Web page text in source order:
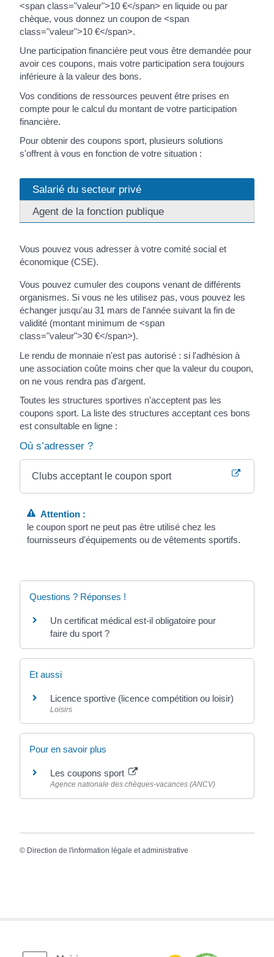
<span class="valeur">10 €</span> en liquide ou par
chèque, vous donnez un coupon de <span
class="valeur">10 €</span>.
Une participation financière peut vous être demandée pour
avoir ces coupons, mais votre participation sera toujours
inférieure à la valeur des bons.
Vos conditions de ressources peuvent être prises en
compte pour le calcul du montant de votre participation
financière.
Pour obtenir des coupons sport, plusieurs solutions
s'offrent à vous en fonction de votre situation :
Salarié du secteur privé
Agent de la fonction publique
Vous pouvez vous adresser à votre comité social et
économique (CSE).
Vous pouvez cumuler des coupons venant de différents
organismes. Si vous ne les utilisez pas, vous pouvez les
échanger jusqu'au 31 mars de l'année suivant la fin de
validité (montant minimum de <span
class="valeur">30 €</span>).
Le rendu de monnaie n'est pas autorisé : si l'adhésion à
une association coûte moins cher que la valeur du coupon,
on ne vous rendra pas d'argent.
Toutes les structures sportives n'acceptent pas les
coupons sport. La liste des structures acceptant ces bons
est consultable en ligne :
Où s’adresser ?
Clubs acceptant le coupon sport
Attention :
le coupon sport ne peut pas être utilisé chez les
fournisseurs d'équipements ou de vêtements sportifs.
Questions ? Réponses !
Un certificat médical est-il obligatoire pour
faire du sport ?
Et aussi
Licence sportive (licence compétition ou loisir)
Loisirs
Pour en savoir plus
Les coupons sport
Agence nationale des chèques-vacances (ANCV)
© Direction de l'information légale et administrative